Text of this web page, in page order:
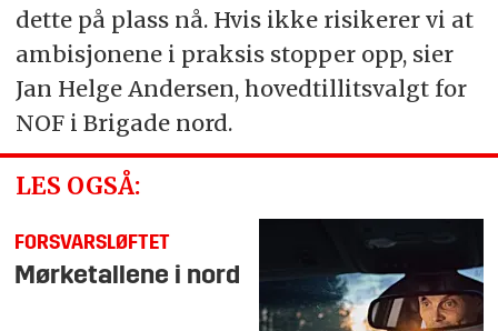
dette på plass nå. Hvis ikke risikerer vi at
ambisjonene i praksis stopper opp, sier
Jan Helge Andersen, hovedtillitsvalgt for
NOF i Brigade nord.
LES OGSÅ:
FORSVARSLØFTET
Mørketallene i nord